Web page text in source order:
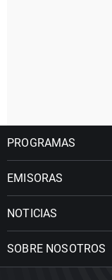
PROGRAMAS
EMISORAS
NOTICIAS
SOBRE NOSOTROS